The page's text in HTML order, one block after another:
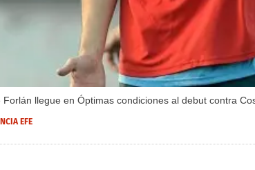
Forlán llegue en Óptimas condiciones al debut contra
EFE